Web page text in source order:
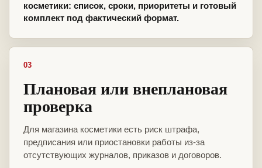
косметики: список, сроки, приоритеты и готовый
комплект под фактический формат.
03
Плановая или внеплановая
проверка
Для магазина косметики есть риск штрафа,
предписания или приостановки работы из-за
отсутствующих журналов, приказов и договоров.